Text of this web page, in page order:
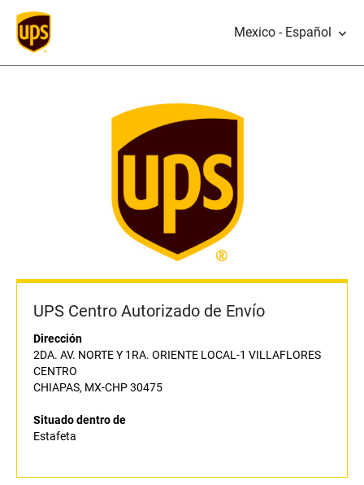
Mexico - Español
UPS Centro Autorizado de Envío
Dirección
2DA. AV. NORTE Y 1RA. ORIENTE LOCAL-1 VILLAFLORES
CENTRO
CHIAPAS, MX-CHP 30475
Situado dentro de
Estafeta